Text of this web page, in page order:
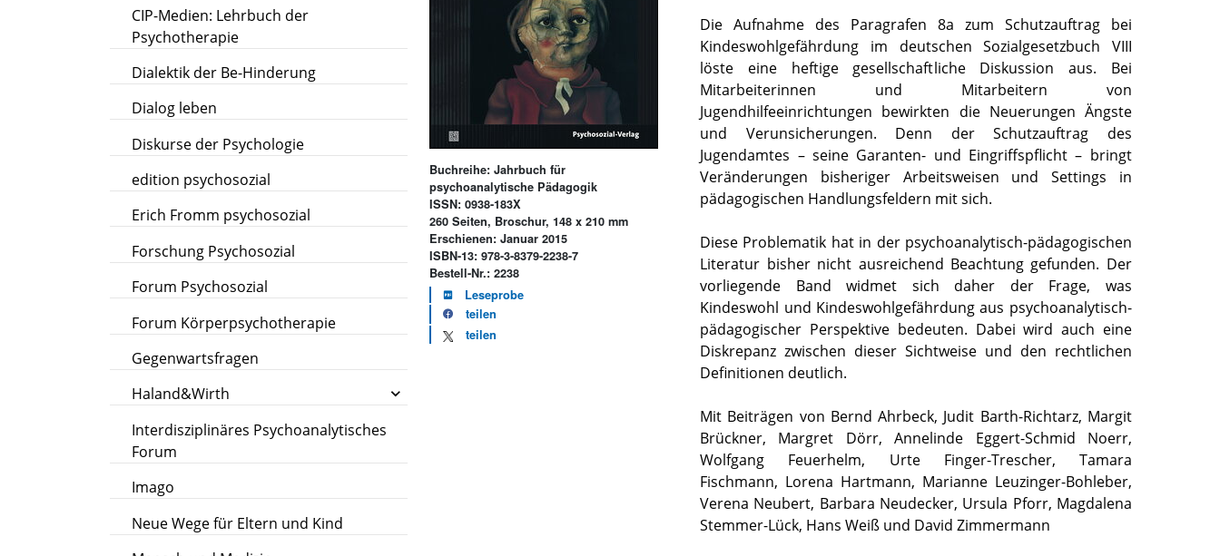
CIP-Medien: Lehrbuch der
Psychotherapie
Dialektik der Be-Hinderung
Dialog leben
Diskurse der Psychologie
edition psychosozial
Erich Fromm psychosozial
Forschung Psychosozial
Forum Psychosozial
Forum Körperpsychotherapie
Gegenwartsfragen
Haland&Wirth
Interdisziplinäres Psychoanalytisches
Forum
Imago
Neue Wege für Eltern und Kind
Buchreihe: Jahrbuch für
psychoanalytische Pädagogik
ISSN: 0938-183X
260 Seiten, Broschur, 148 x 210 mm
Erschienen: Januar 2015
ISBN-13: 978-3-8379-2238-7
Bestell-Nr.: 2238
Leseprobe
teilen
teilen
Die Aufnahme des Paragrafen 8a zum Schutzauftrag bei
Kindeswohlgefährdung im deutschen Sozialgesetzbuch VIII
löste eine heftige gesellschaftliche Diskussion aus. Bei
Mitarbeiterinnen und Mitarbeitern von
Jugendhilfeeinrichtungen bewirkten die Neuerungen Ängste
und Verunsicherungen. Denn der Schutzauftrag des
Jugendamtes – seine Garanten- und Eingriffspflicht – bringt
Veränderungen bisheriger Arbeitsweisen und Settings in
pädagogischen Handlungsfeldern mit sich.
Diese Problematik hat in der psychoanalytisch-pädagogischen
Literatur bisher nicht ausreichend Beachtung gefunden. Der
vorliegende Band widmet sich daher der Frage, was
Kindeswohl und Kindeswohlgefährdung aus psychoanalytisch-
pädagogischer Perspektive bedeuten. Dabei wird auch eine
Diskrepanz zwischen dieser Sichtweise und den rechtlichen
Definitionen deutlich.
Mit Beiträgen von Bernd Ahrbeck, Judit Barth-Richtarz, Margit
Brückner, Margret Dörr, Annelinde Eggert-Schmid Noerr,
Wolfgang Feuerhelm, Urte Finger-Trescher, Tamara
Fischmann, Lorena Hartmann, Marianne Leuzinger-Bohleber,
Verena Neubert, Barbara Neudecker, Ursula Pforr, Magdalena
Stemmer-Lück, Hans Weiß und David Zimmermann